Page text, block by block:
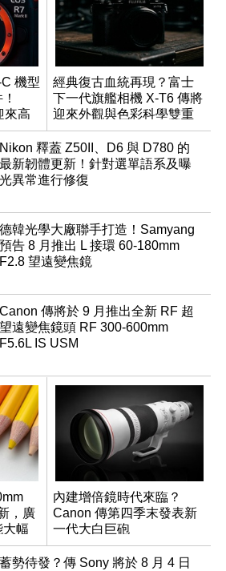
機型
來高
經典復古血統再現？富士
下一代旗艦相機 X-T6 傳將
迎來外觀與色彩科學雙重
優化
Nikon 釋蓋 Z50II、D6 與 D780 的
最新韌體更新！針對選單語系及曝
光異常進行修復
德韓光學大廠聯手打造！Samyang
預告 8 月推出 L 接環 60-180mm
F2.8 望遠變焦鏡
Canon 傳將於 9 月推出全新 RF 超
望遠變焦鏡頭 RF 300-600mm
F5.6L IS USM
，廣
大幅
內建增倍鏡時代來臨？
Canon 傳第四季末發表新
一代大白巨砲
蓄勢待發？傳 Sony 將於 8 月 4 日